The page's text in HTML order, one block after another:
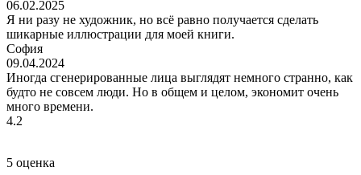
06.02.2025
Я ни разу не художник, но всё равно получается сделать
шикарные иллюстрации для моей книги.
София
09.04.2024
Иногда сгенерированные лица выглядят немного странно, как
будто не совсем люди. Но в общем и целом, экономит очень
много времени.
4.2
5 оценка